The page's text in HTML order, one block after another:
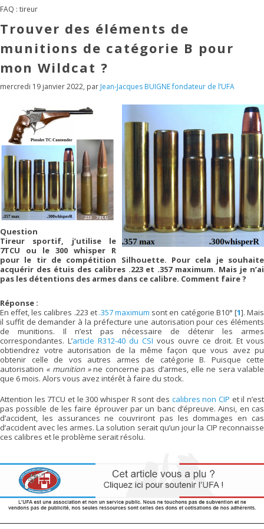
FAQ : tireur
Trouver des éléments de
munitions de catégorie B pour
mon Wildcat ?
mercredi 19 janvier 2022, par Jean-Jacques BUIGNE fondateur de l’UFA
Question
Tireur sportif, j’utilise le
7TCU ou le 300 whisper R
pour le tir de compétition Silhouette. Pour cela je souhaite
acquérir des étuis des calibres .223 et .357 maximum. Mais je n’ai
pas les détentions des armes dans ce calibre. Comment faire ?
Réponse :
En effet, les calibres .223 et .357 maximum sont en catégorie B10° [1]. Mais
il suffit de demander à la préfecture une autorisation pour ces éléments
de munitions. Il n’est pas nécessaire de détenir les armes
correspondantes. L’article R312-40 du CSI vous ouvre ce droit. Et vous
obtiendrez votre autorisation de la même façon que vous avez pu
obtenir celle de vos autres armes de catégorie B. Puisque cette
autorisation « munition »ne concerne pas d’armes, elle ne sera valable
que 6 mois. Alors vous avez intérêt à faire du stock.
Attention les 7TCU et le 300 whisper R sont des calibres non CIP et il n’est
pas possible de les faire éprouver par un banc d’épreuve. Ainsi, en cas
d’accident, les assurances ne couvriront pas les dommages en cas
d’accident avec les armes. La solution serait qu’un jour la CIP reconnaisse
ces calibres et le problème serait résolu.